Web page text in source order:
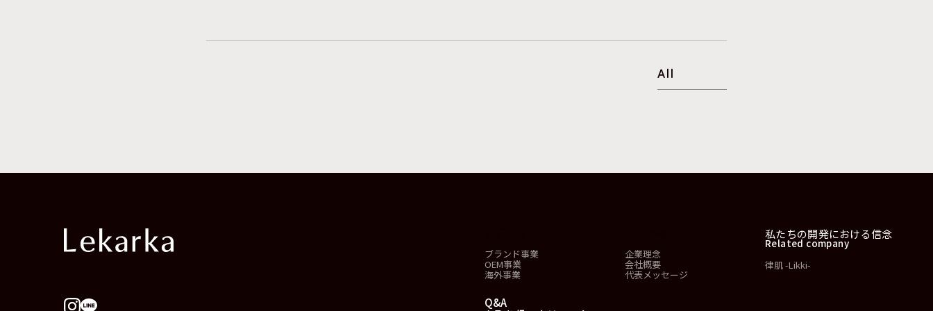
All
ブランド事業
OEM事業
海外事業
企業理念
会社概要
代表メッセージ
私たちの開発における信念
Related company
律肌 -Likki-
Q&A